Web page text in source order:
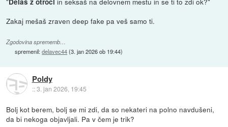
Zakaj mešaš zraven deep fake pa veš samo ti.
Zgodovina sprememb…
spremenil:delavec44(3. jan 2026 ob 19:44)
Poldy
::3. jan 2026, 19:45
Bolj kot berem, bolj se mi zdi, da so nekateri na polno navdušeni,
da bi nekoga objavljali. Pa v čem je trik?